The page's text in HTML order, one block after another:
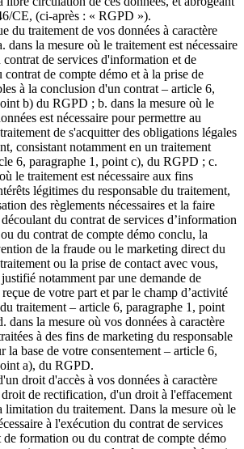
CE, (ci-après : « RGPD »).
du traitement de vos données à caractère
dans la mesure où le traitement est nécessaire
de services d'information et de
de compte démo et à la prise de
à la conclusion d'un contrat – article 6,
b) du RGPD ; b. dans la mesure où le
est nécessaire pour permettre au
de s'acquitter des obligations légales
consistant notamment en un traitement
6, paragraphe 1, point c), du RGPD ; c.
le traitement est nécessaire aux fins
légitimes du responsable du traitement,
des règlements nécessaires et la faire
du contrat de services d’information
du contrat de compte démo conclu, la
de la fraude ou le marketing direct du
ou la prise de contact avec vous,
notamment par une demande de
de votre part et par le champ d’activité
traitement – article 6, paragraphe 1, point
dans la mesure où vos données à caractère
à des fins de marketing du responsable
la base de votre consentement – article 6,
a), du RGPD.
droit d'accès à vos données à caractère
de rectification, d'un droit à l'effacement
limitation du traitement. Dans la mesure où le
à l'exécution du contrat de services
formation ou du contrat de compte démo